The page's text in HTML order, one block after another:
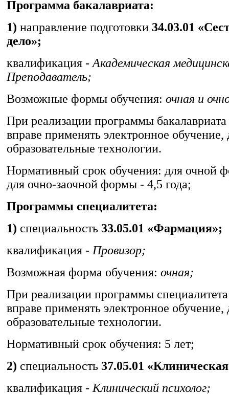
Программа бакалавриата:
1) направление подготовки 34.03.01
дело»;
квалификация - Академическая
Преподаватель;
Возможные формы обучения: очная и
При реализации программы
вправе применять электронное
образовательные технологии.
Нормативный срок обучения: для очной
для очно-заочной формы - 4,5 года;
Программы специалитета:
1) специальность 33.05.01 «Фармация»;
квалификация - Провизор;
Возможная форма обучения: очная;
При реализации программы
вправе применять электронное
образовательные технологии.
Нормативный срок обучения: 5 лет;
2) специальность 37.05.01
квалификация - Клинический психолог;